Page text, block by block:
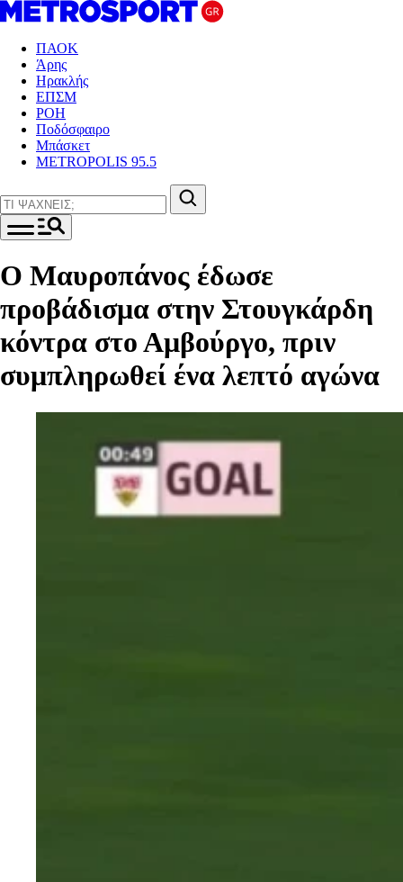
ΠΑΟΚ
Άρης
Ηρακλής
ΕΠΣΜ
ΡΟΗ
Ποδόσφαιρο
Μπάσκετ
METROPOLIS 95.5
O Μαυροπάνος έδωσε
προβάδισμα στην Στουγκάρδη
κόντρα στο Αμβούργο, πριν
συμπληρωθεί ένα λεπτό αγώνα